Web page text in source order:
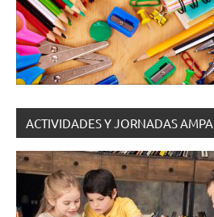
ACTIVIDADES Y JORNADAS AMPA